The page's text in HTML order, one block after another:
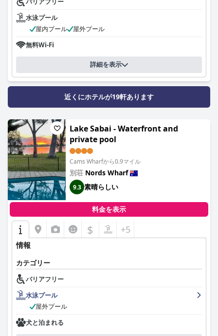
水泳プール
屋内プール
屋外プール
無料Wi-Fi
詳細を表示
近くにホテルが19軒あります
Lake Sabai - Waterfront and
private pool
Cams Wharfから0.9マイル
別荘 Nords Wharf
9.3 素晴らしい
料金を表示
$ +5
情報
カテゴリー
バリアフリー
水泳プール
屋外プール
犬と泊まれる